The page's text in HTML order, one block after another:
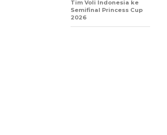
Tim Voli Indonesia ke
Semifinal Princess Cup
2026